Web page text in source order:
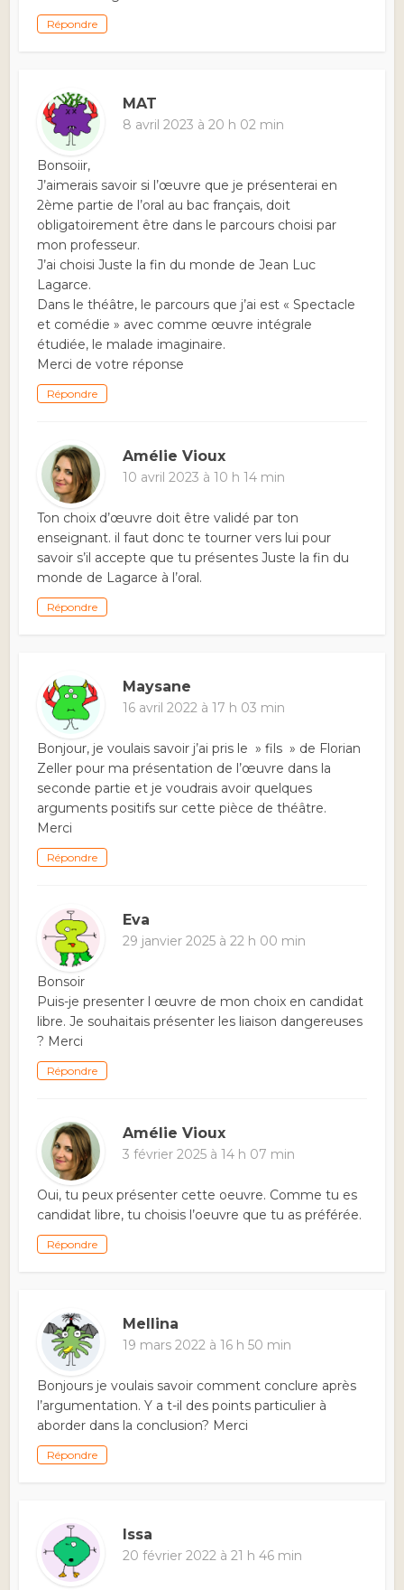
Répondre
MAT
8 avril 2023 à 20 h 02 min
Bonsoiir,
J’aimerais savoir si l’œuvre que je présenterai en
2ème partie de l’oral au bac français, doit
obligatoirement être dans le parcours choisi par
mon professeur.
J’ai choisi Juste la fin du monde de Jean Luc
Lagarce.
Dans le théâtre, le parcours que j’ai est « Spectacle
et comédie » avec comme œuvre intégrale
étudiée, le malade imaginaire.
Merci de votre réponse
Répondre
Amélie Vioux
10 avril 2023 à 10 h 14 min
Ton choix d’œuvre doit être validé par ton
enseignant. il faut donc te tourner vers lui pour
savoir s’il accepte que tu présentes Juste la fin du
monde de Lagarce à l’oral.
Répondre
Maysane
16 avril 2022 à 17 h 03 min
Bonjour, je voulais savoir j’ai pris le » fils » de Florian
Zeller pour ma présentation de l’œuvre dans la
seconde partie et je voudrais avoir quelques
arguments positifs sur cette pièce de théâtre.
Merci
Répondre
Eva
29 janvier 2025 à 22 h 00 min
Bonsoir
Puis-je presenter l œuvre de mon choix en candidat
libre. Je souhaitais présenter les liaison dangereuses
? Merci
Répondre
Amélie Vioux
3 février 2025 à 14 h 07 min
Oui, tu peux présenter cette oeuvre. Comme tu es
candidat libre, tu choisis l’oeuvre que tu as préférée.
Répondre
Mellina
19 mars 2022 à 16 h 50 min
Bonjours je voulais savoir comment conclure après
l’argumentation. Y a t-il des points particulier à
aborder dans la conclusion? Merci
Répondre
Issa
20 février 2022 à 21 h 46 min